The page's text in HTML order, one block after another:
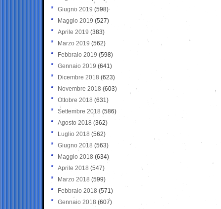
Giugno 2019 (598)
Maggio 2019 (527)
Aprile 2019 (383)
Marzo 2019 (562)
Febbraio 2019 (598)
Gennaio 2019 (641)
Dicembre 2018 (623)
Novembre 2018 (603)
Ottobre 2018 (631)
Settembre 2018 (586)
Agosto 2018 (362)
Luglio 2018 (562)
Giugno 2018 (563)
Maggio 2018 (634)
Aprile 2018 (547)
Marzo 2018 (599)
Febbraio 2018 (571)
Gennaio 2018 (607)